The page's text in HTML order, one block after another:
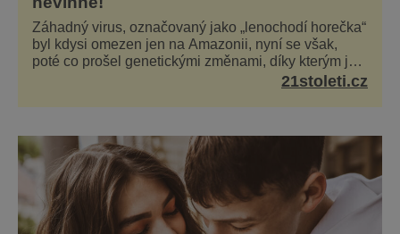
Záhadný virus, označovaný jako „lenochodí horečka“
byl kdysi omezen jen na Amazonii, nyní se však,
poté co prošel genetickými změnami, díky kterým je
silnější, šíří po celé Americe a první případy se21stoleti.cz